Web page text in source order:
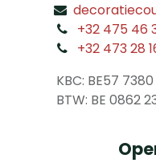
+32 475 46
+32 473 28
KBC: BE57
BTW: BE 0862